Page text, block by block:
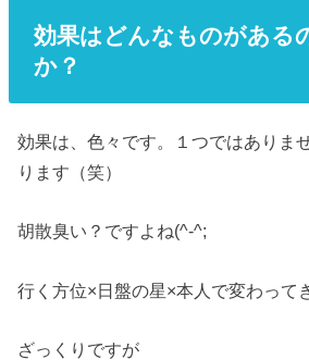
効果はどんなものがある
か？
効果は、色々です。１つではありま
ります（笑）
胡散臭い？ですよね(^-^;
行く方位×日盤の星×本人で変わって
ざっくりですが